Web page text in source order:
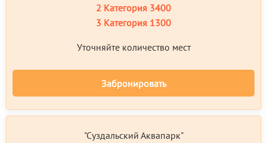
2 Категория 3400
3 Категория 1300
Уточняйте количество мест
Забронировать
"Суздальский Аквапарк"